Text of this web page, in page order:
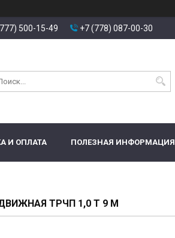
500-15-49 +7 (778) 087-00-30
И ОПЛАТА ПОЛЕЗНАЯ ИНФОРМАЦИЯ
ТРЧП 1,0 Т 9 М